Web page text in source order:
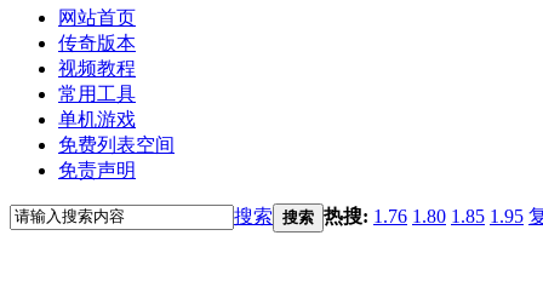
网站首页
传奇版本
视频教程
常用工具
单机游戏
免费列表空间
免责声明
搜索 搜索 热搜: 1.76 1.80 1.85 1.95